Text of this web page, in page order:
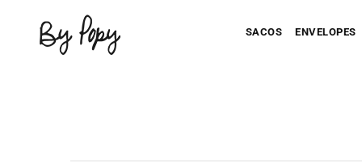
SACOS ENVELOPES